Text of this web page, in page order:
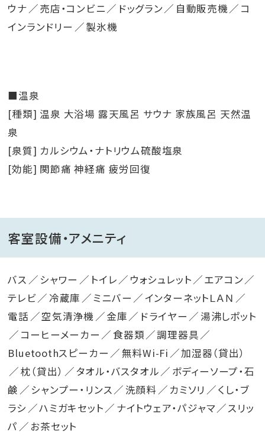
ウナ 売店・コンビニ ドッグラン 自動販売機
コ
インランドリー
製氷機
■温泉
[種類] 温泉 大浴場 露天風呂 サウナ 家族風呂 天然温
泉
[泉質] カルシウム・ナトリウム硫酸塩泉
[効能] 関節痛 神経痛 疲労回復
客室設備・アメニティ
バス シャワー トイレ ウォシュレット
エアコン
テレビ
冷蔵庫 ミニバー
インターネットＬＡＮ
電話
空気清浄機 金庫 ドライヤー
湯沸しポット
コーヒーメーカー
食器類
調理器具
Bluetoothスピーカー
無料Wi-Fi
加湿器（貸出）
枕（貸出）
タオル・バスタオル
ボディーソープ・石
鹸
シャンプー・リンス 洗顔料 カミソリ
くし・ブ
ラシ
ハミガキセット ナイトウェア・パジャマ
スリッ
パ
お茶セット